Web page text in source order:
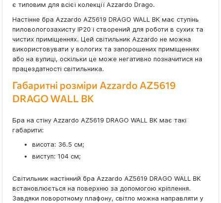
є типовим для всієї колекції Azzardo Drago.
Настінне бра Azzardo AZ5619 DRAGO WALL BK має ступінь
пиловологозахисту IP20 і створений для роботи в сухих та
чистих приміщеннях. Цей світильник Azzardo не можна
використовувати у вологих та запорошених приміщеннях
або на вулиці, оскільки це може негативно позначитися на
працездатності світильника.
Габаритні розміри Azzardo AZ5619
DRAGO WALL BK
Бра на стіну Azzardo AZ5619 DRAGO WALL BK має такі
габарити:
висота: 36.5 см;
виступ: 104 см;
Світильник настінний бра Azzardo AZ5619 DRAGO WALL BK
встановлюється на поверхню за допомогою кріплення.
Завдяки поворотному плафону, світло можна направляти у